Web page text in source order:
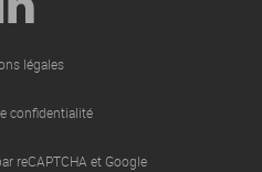
légales
confidentialité
reCAPTCHA et Google